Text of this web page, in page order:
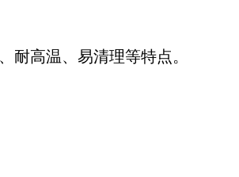
耐高温、易清理等特点。